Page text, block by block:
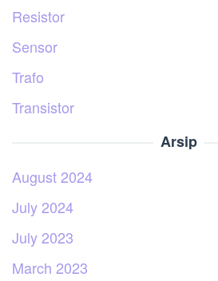
Resistor
Sensor
Trafo
Transistor
Arsip
August 2024
July 2024
July 2023
March 2023